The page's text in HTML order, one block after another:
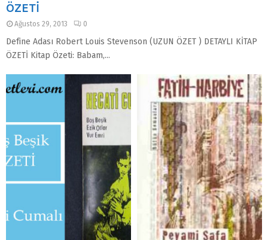
ÖZETİ
Ağustos 29, 2013 0
Define Adası Robert Louis Stevenson (UZUN ÖZET ) DETAYLI KİTAP
ÖZETİ Kitap Özeti: Babam,...